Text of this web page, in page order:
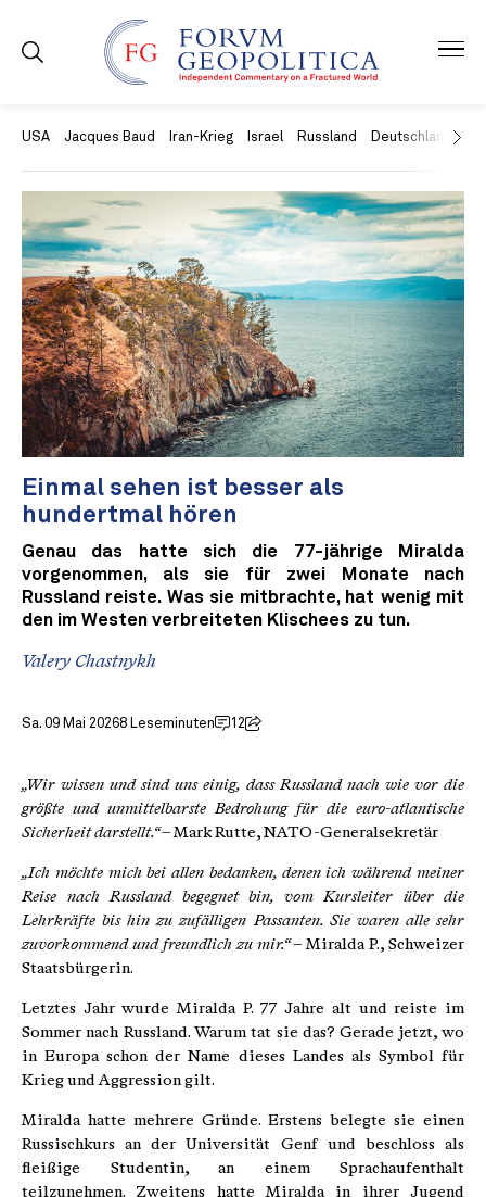
USA Jacques Baud Iran-Krieg Israel Russland Deutschland
Einmal sehen ist besser als
hundertmal hören
Genau das hatte sich die 77-jährige Miralda
vorgenommen, als sie für zwei Monate nach
Russland reiste. Was sie mitbrachte, hat wenig mit
den im Westen verbreiteten Klischees zu tun.
Valery Chastnykh
Sa. 09 Mai 20268 Leseminuten 12
„Wir wissen und sind uns einig, dass Russland nach wie vor die
größte und unmittelbarste Bedrohung für die euro-atlantische
Sicherheit darstellt.“– Mark Rutte, NATO-Generalsekretär
„Ich möchte mich bei allen bedanken, denen ich während meiner
Reise nach Russland begegnet bin, vom Kursleiter über die
Lehrkräfte bis hin zu zufälligen Passanten. Sie waren alle sehr
zuvorkommend und freundlich zu mir.“– Miralda P., Schweizer
Staatsbürgerin.
Letztes Jahr wurde Miralda P. 77 Jahre alt und reiste im
Sommer nach Russland. Warum tat sie das? Gerade jetzt, wo
in Europa schon der Name dieses Landes als Symbol für
Krieg und Aggression gilt.
Miralda hatte mehrere Gründe. Erstens belegte sie einen
Russischkurs an der Universität Genf und beschloss als
fleißige Studentin, an einem Sprachaufenthalt
teilzunehmen. Zweitens hatte Miralda in ihrer Jugend